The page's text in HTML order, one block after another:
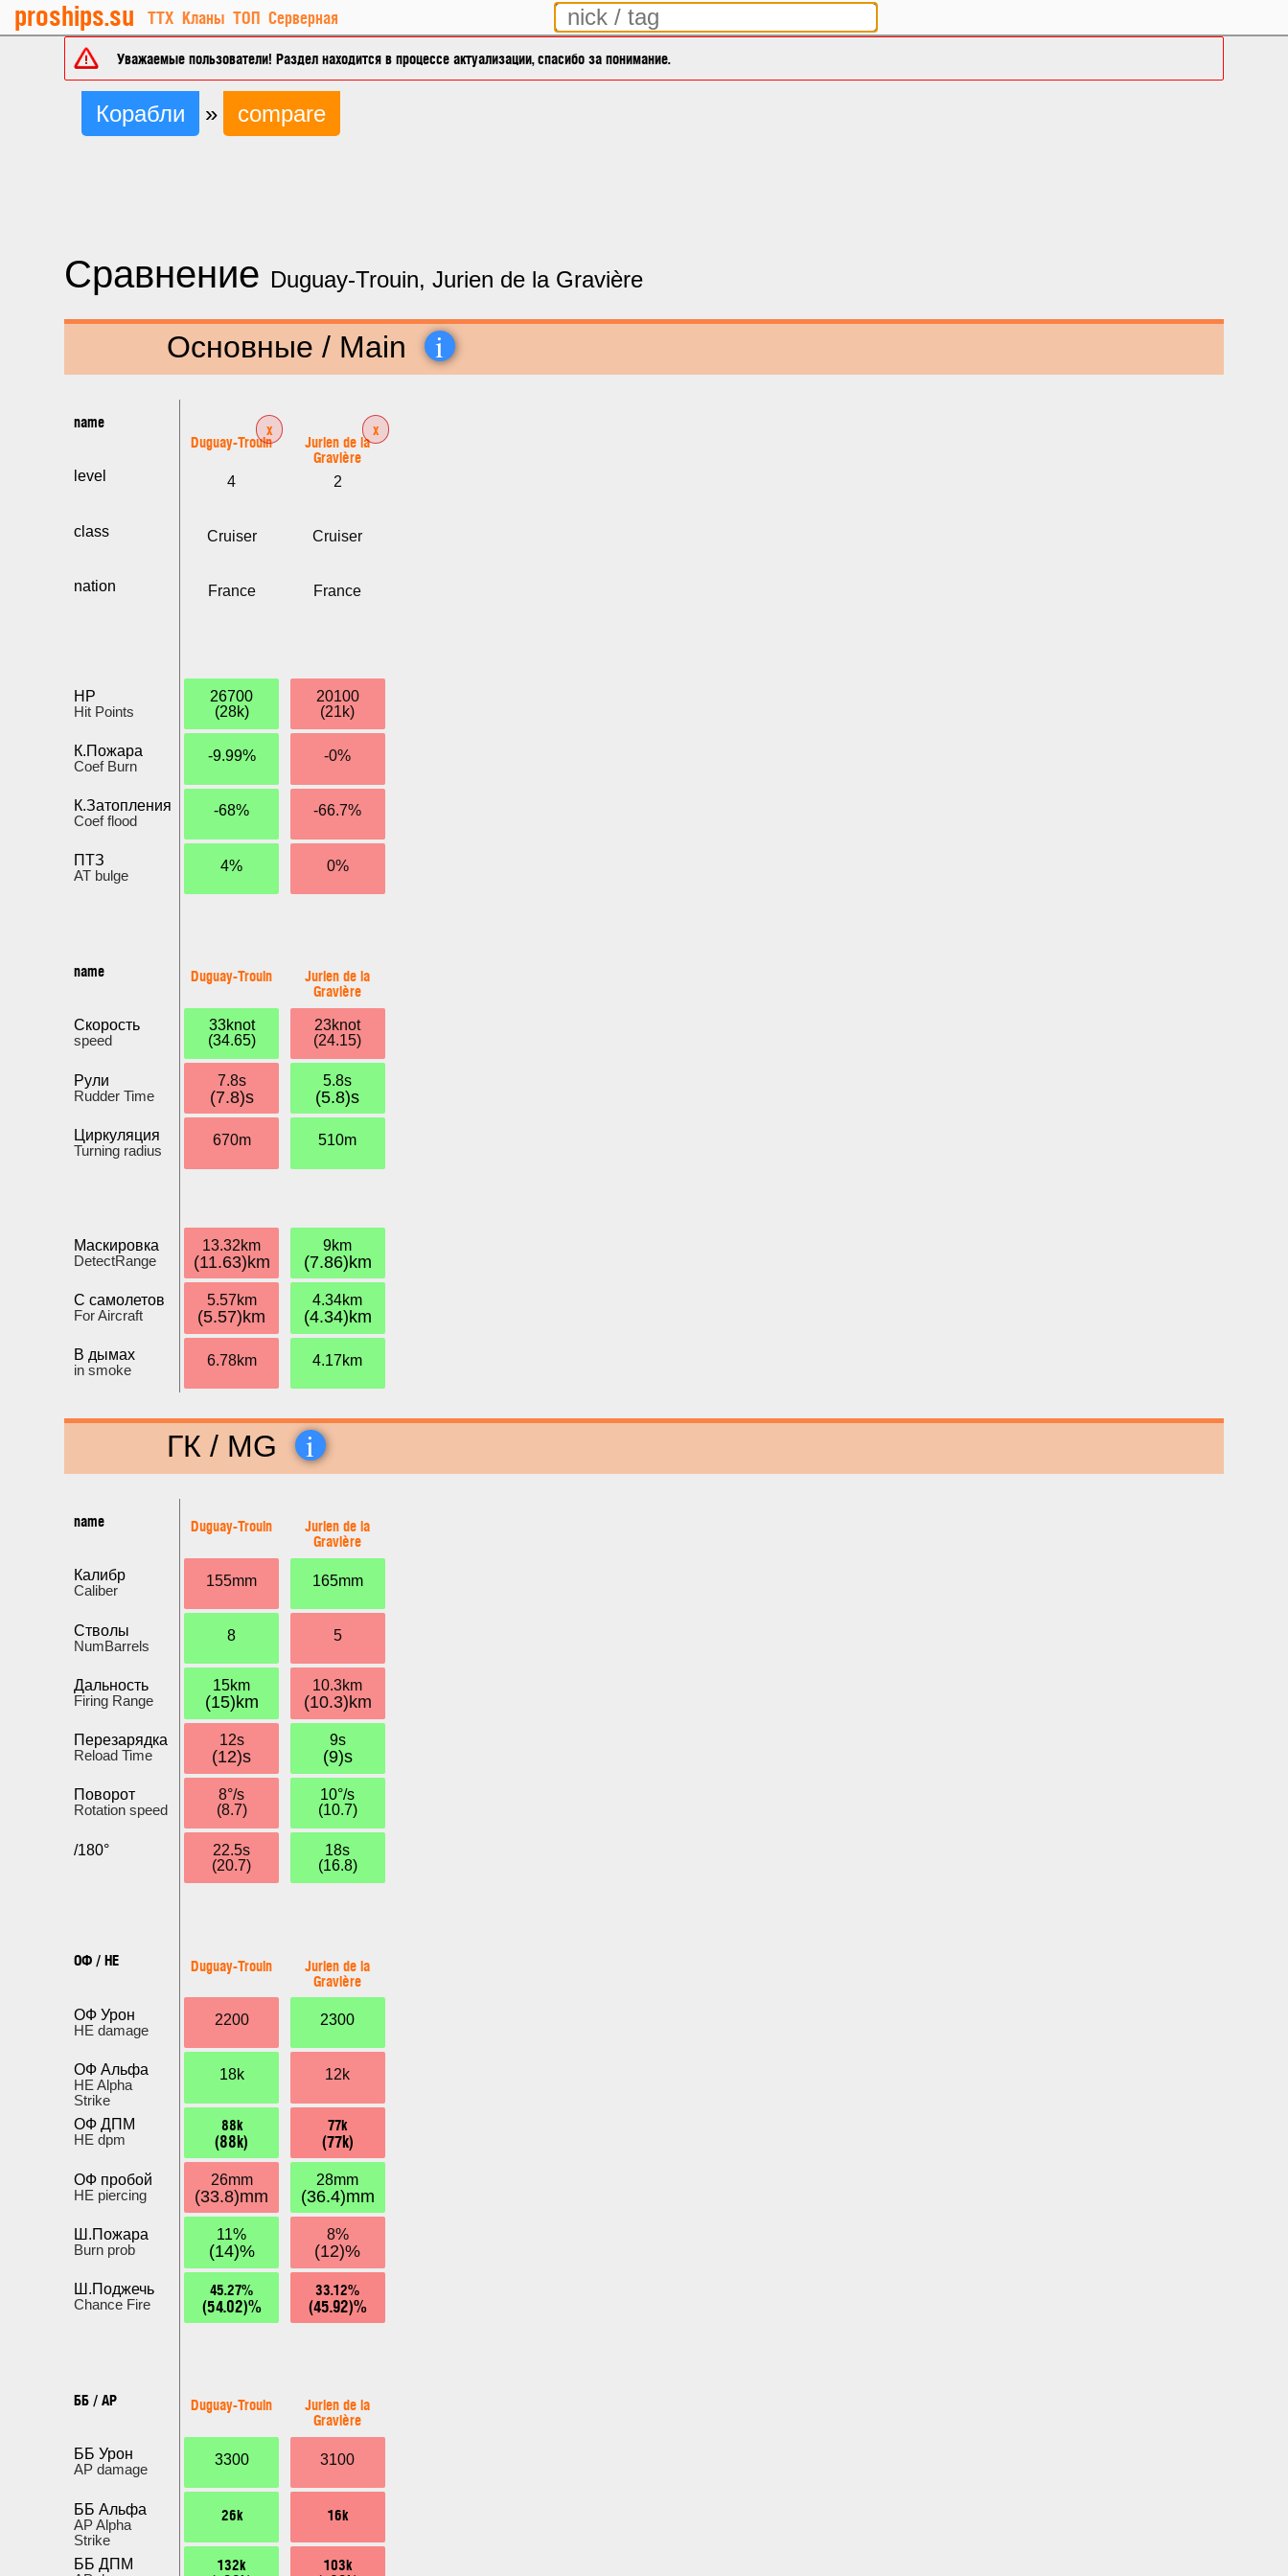
proships.su ТТХ Кланы ТОП Серверная
Уважаемые пользователи! Раздел находится в процессе актуализации, спасибо за понимание.
Корабли » compare
Сравнение Duguay-Trouin, Jurien de la Gravière
Основные / Main i
name
level
class
nation
HP
Hit Points
К.Пожара
Coef Burn
К.Затопления
Coef flood
ПТЗ
AT bulge
name
Скорость
speed
Рули
Rudder Time
Циркуляция
Turning radius
Маскировка
DetectRange
С самолетов
For Aircraft
В дымах
in smoke
Duguay-Trouin
x
4
Cruiser
France
26700
(28k)
-9.99%
-68%
4%
Duguay-Trouin
33knot
(34.65)
7.8s
(7.8)s
670m
13.32km
(11.63)km
5.57km
(5.57)km
6.78km
Jurien de la
Gravière
x
2
Cruiser
France
20100
(21k)
-0%
-66.7%
0%
Jurien de la
Gravière
23knot
(24.15)
5.8s
(5.8)s
510m
9km
(7.86)km
4.34km
(4.34)km
4.17km
ГК / MG i
name
Калибр
Caliber
Стволы
NumBarrels
Дальность
Firing Range
Перезарядка
Reload Time
Поворот
Rotation speed
/180°
ОФ / HE
ОФ Урон
HE damage
ОФ Альфа
HE Alpha
Strike
ОФ ДПМ
HE dpm
ОФ пробой
HE piercing
Ш.Пожара
Burn prob
Ш.Поджечь
Chance Fire
ББ / AP
ББ Урон
AP damage
ББ Альфа
AP Alpha
Strike
ББ ДПМ
Duguay-Trouin
155mm
8
15km
(15)km
12s
(12)s
8°/s
(8.7)
22.5s
(20.7)
Duguay-Trouin
2200
18k
88k
(88k)
26mm
(33.8)mm
11%
(14)%
45.27%
(54.02)%
Duguay-Trouin
3300
26k
132k
Jurien de la
Gravière
165mm
5
10.3km
(10.3)km
9s
(9)s
10°/s
(10.7)
18s
(16.8)
Jurien de la
Gravière
2300
12k
77k
(77k)
28mm
(36.4)mm
8%
(12)%
33.12%
(45.92)%
Jurien de la
Gravière
3100
16k
103k